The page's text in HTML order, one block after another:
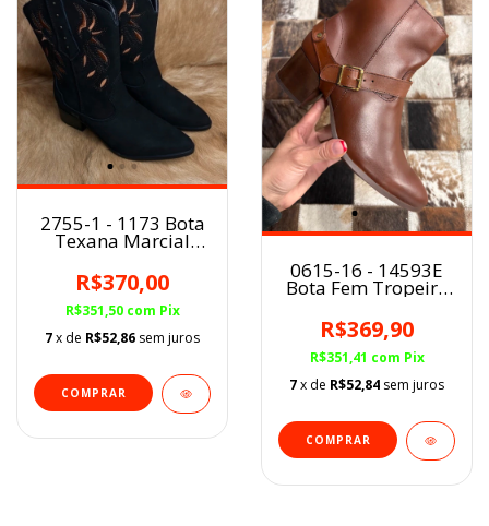
2755-1 - 1173 Bota
Texana Marcial
Preto/Caramelo BF
R$370,00
R$351,50 com Pix
7x de R$52,86 sem juros
COMPRAR
0615-16 - 14593E
Bota Fem Tropeiro
Viking Havana
R$369,90
R$351,41 com Pix
7x de R$52,84 sem juros
COMPRAR